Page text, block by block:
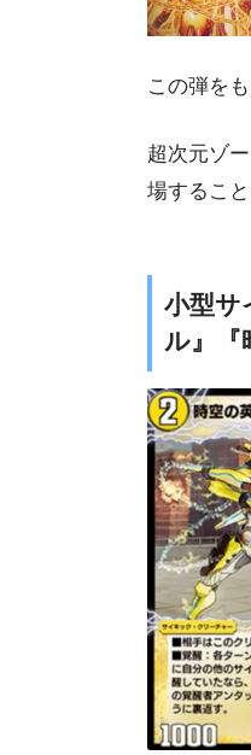
この弾を
超次元ゾ
場すること
小型サ
ル』『